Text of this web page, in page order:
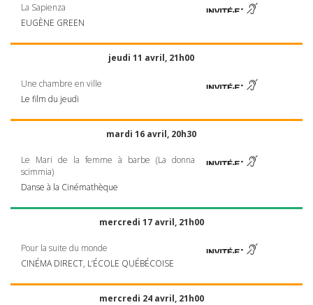
La Sapienza
EUGÈNE GREEN
jeudi 11 avril, 21h00
Une chambre en ville
Le film du jeudi
mardi 16 avril, 20h30
Le Mari de la femme à barbe (La donna
scimmia)
Danse à la Cinémathèque
mercredi 17 avril, 21h00
Pour la suite du monde
CINÉMA DIRECT, L’ÉCOLE QUÉBÉCOISE
mercredi 24 avril, 21h00